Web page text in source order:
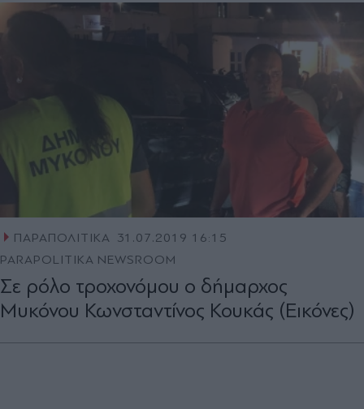
ΠΑΡΑΠΟΛΙΤΙΚΑ 31.07.2019 16:15
PARAPOLITIKA NEWSROOM
Σε ρόλο τροχονόμου ο δήμαρχος
Μυκόνου Κωνσταντίνος Κουκάς (Εικόνες)